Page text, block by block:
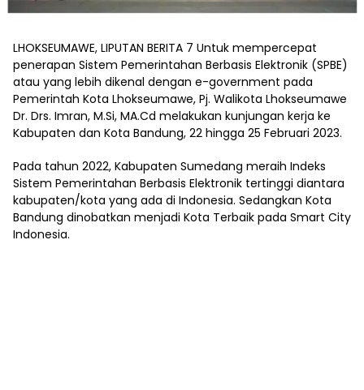
LHOKSEUMAWE, LIPUTAN BERITA 7 Untuk mempercepat
penerapan Sistem Pemerintahan Berbasis Elektronik (SPBE)
atau yang lebih dikenal dengan e-government pada
Pemerintah Kota Lhokseumawe, Pj. Walikota Lhokseumawe
Dr. Drs. Imran, M.Si, MA.Cd melakukan kunjungan kerja ke
Kabupaten dan Kota Bandung, 22 hingga 25 Februari 2023.
Pada tahun 2022, Kabupaten Sumedang meraih Indeks
Sistem Pemerintahan Berbasis Elektronik tertinggi diantara
kabupaten/kota yang ada di Indonesia. Sedangkan Kota
Bandung dinobatkan menjadi Kota Terbaik pada Smart City
Indonesia.